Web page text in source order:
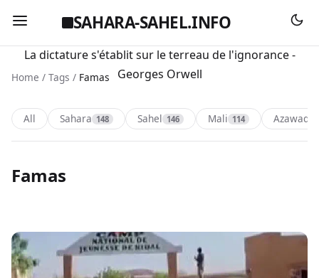
SAHARA-SAHEL.INFO
La dictature s'établit sur le terreau de l'ignorance -
Georges Orwell
Home / Tags / Famas
All Sahara 148 Sahel 146 Mali 114 Azawad
Famas